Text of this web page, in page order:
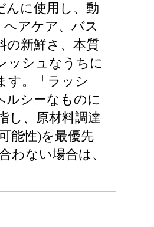
んに使用し、動
アケア、バス
の新鮮さ、本質
ッシュなうちに
す。「ラッシ
ルシーなものに
し、原材料調達
能性)を最優先
わない場合は、